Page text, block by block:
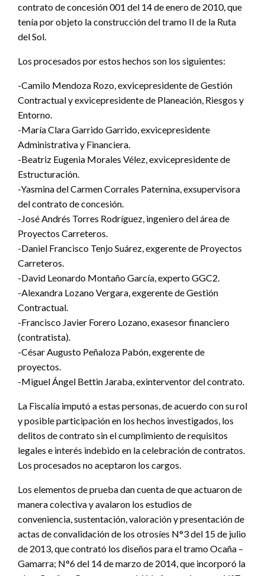
contrato de concesión 001 del 14 de enero de 2010, que
tenía por objeto la construcción del tramo II de la Ruta
del Sol.
Los procesados por estos hechos son los siguientes:
-Camilo Mendoza Rozo, exvicepresidente de Gestión
Contractual y exvicepresidente de Planeación, Riesgos y
Entorno.
-María Clara Garrido Garrido, exvicepresidente
Administrativa y Financiera.
-Beatriz Eugenia Morales Vélez, exvicepresidente de
Estructuración.
-Yasmina del Carmen Corrales Paternina, exsupervisora
del contrato de concesión.
-José Andrés Torres Rodríguez, ingeniero del área de
Proyectos Carreteros.
-Daniel Francisco Tenjo Suárez, exgerente de Proyectos
Carreteros.
-David Leonardo Montaño García, experto GGC2.
-Alexandra Lozano Vergara, exgerente de Gestión
Contractual.
-Francisco Javier Forero Lozano, exasesor financiero
(contratista).
-César Augusto Peñaloza Pabón, exgerente de
proyectos.
-Miguel Ángel Bettin Jaraba, exinterventor del contrato.
La Fiscalía imputó a estas personas, de acuerdo con su rol
y posible participación en los hechos investigados, los
delitos de contrato sin el cumplimiento de requisitos
legales e interés indebido en la celebración de contratos.
Los procesados no aceptaron los cargos.
Los elementos de prueba dan cuenta de que actuaron de
manera colectiva y avalaron los estudios de
conveniencia, sustentación, valoración y presentación de
actas de convalidación de los otrosíes N°3 del 15 de julio
de 2013, que contrató los diseños para el tramo Ocaña –
Gamarra; N°6 del 14 de marzo de 2014, que incorporó la